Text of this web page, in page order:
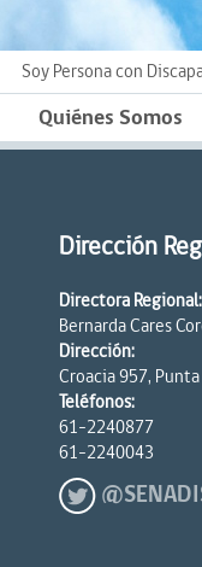
Soy Persona con
Quiénes Somos
Dirección
Directora Regional:
Bernarda Cares
Dirección:
Croacia 957,
Teléfonos:
61-2240877
61-2240043